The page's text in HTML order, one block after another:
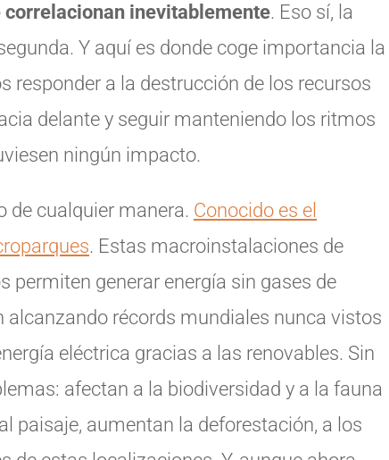
inevitablemente. Eso sí, la
Y aquí es donde coge importancia la
responder a la destrucción de los recursos
delante y seguir manteniendo los ritmos
ningún impacto.
de cualquier manera. Conocido es el
. Estas macroinstalaciones de
permiten generar energía sin gases de
alcanzando récords mundiales nunca vistos
eléctrica gracias a las renovables. Sin
afectan a la biodiversidad y a la fauna
paisaje, aumentan la deforestación, a los